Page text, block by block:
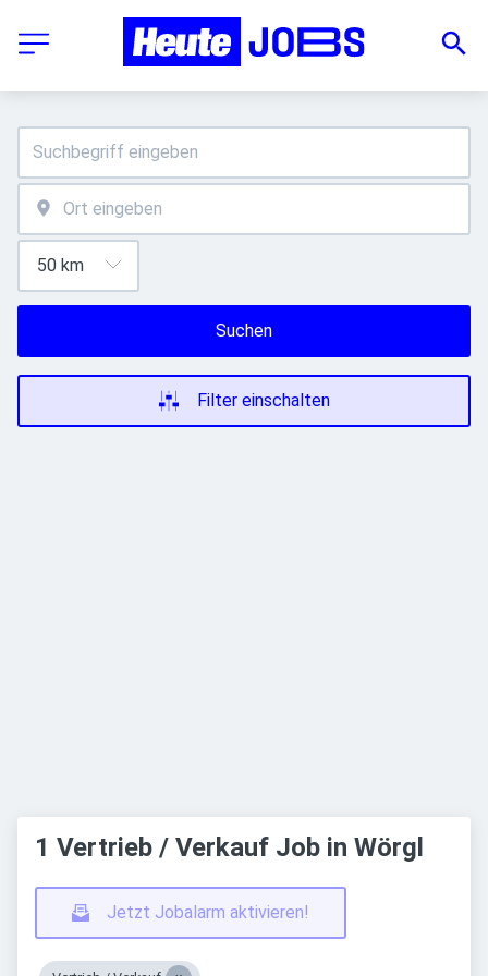
Suchen
Filter einschalten
1 Vertrieb / Verkauf Job in Wörgl
Jetzt Jobalarm aktivieren!